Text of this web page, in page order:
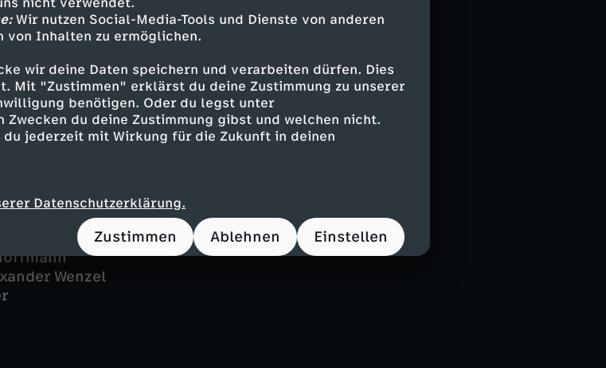
Wir nutzen Social-Media-Tools und Dienste von anderen
von Inhalten zu ermöglichen.
wir deine Daten speichern und verarbeiten dürfen. Dies
Mit "Zustimmen" erklärst du deine Zustimmung zu unserer
benötigen. Oder du legst unter
du deine Zustimmung gibst und welchen nicht.
jederzeit mit Wirkung für die Zukunft in deinen
Datenschutzerklärung.
Zustimmen Ablehnen Einstellen
Maria Burkhart
Wenzel